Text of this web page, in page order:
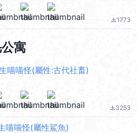
file_download1773
寓
喵喵怪(屬性:古代社畜)
file_download3253
喵喵怪(屬性鯊魚)